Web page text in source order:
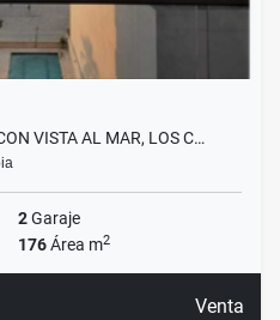
VISTA AL MAR, LOS C…
2Garaje
176Área m2
Venta